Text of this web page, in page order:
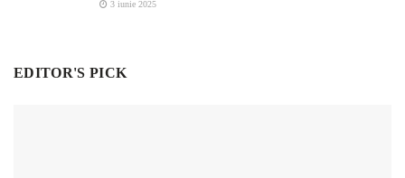
3 iunie 2025
EDITOR'S PICK